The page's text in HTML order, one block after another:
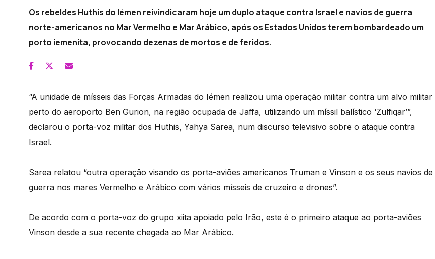
Os rebeldes Huthis do Iémen reivindicaram hoje um duplo ataque contra Israel e navios de guerra
norte-americanos no Mar Vermelho e Mar Arábico, após os Estados Unidos terem bombardeado um
porto iemenita, provocando dezenas de mortos e de feridos.
“A unidade de mísseis das Forças Armadas do Iémen realizou uma operação militar contra um alvo militar
perto do aeroporto Ben Gurion, na região ocupada de Jaffa, utilizando um míssil balístico ‘Zulfiqar’”,
declarou o porta-voz militar dos Huthis, Yahya Sarea, num discurso televisivo sobre o ataque contra
Israel.
Sarea relatou “outra operação visando os porta-aviões americanos Truman e Vinson e os seus navios de
guerra nos mares Vermelho e Arábico com vários mísseis de cruzeiro e drones”.
De acordo com o porta-voz do grupo xiita apoiado pelo Irão, este é o primeiro ataque ao porta-aviões
Vinson desde a sua recente chegada ao Mar Arábico.